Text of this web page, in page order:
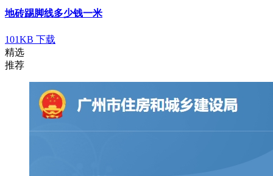
地砖踢脚线多少钱一米
101KB 下载
精选
推荐